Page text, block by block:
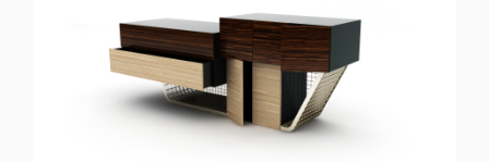
LINEAR
Buffet